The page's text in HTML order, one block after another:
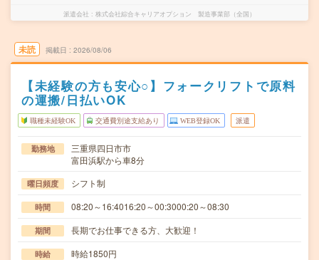
派遣会社 株式会社綜合キャリアオプション 製造事業部（全国）
未読 掲載日 2026/08/06
【未経験の方も安心○】フォークリフトで原料
の運搬/日払いOK
職種未経験OK 交通費別途支給あり WEB登録OK 派遣
勤務地
三重県四日市市
富田浜駅から車8分
曜日頻度 シフト制
時間 08:20～16:4016:20～00:3000:20～08:30
期間 長期でお仕事できる方、大歓迎！
時給 時給1850円